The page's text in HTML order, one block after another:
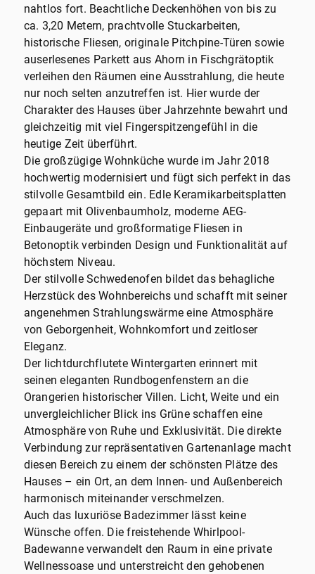
nahtlos fort. Beachtliche Deckenhöhen von bis zu
ca. 3,20 Metern, prachtvolle Stuckarbeiten,
historische Fliesen, originale Pitchpine-Türen sowie
auserlesenes Parkett aus Ahorn in Fischgrätoptik
verleihen den Räumen eine Ausstrahlung, die heute
nur noch selten anzutreffen ist. Hier wurde der
Charakter des Hauses über Jahrzehnte bewahrt und
gleichzeitig mit viel Fingerspitzengefühl in die
heutige Zeit überführt.
Die großzügige Wohnküche wurde im Jahr 2018
hochwertig modernisiert und fügt sich perfekt in das
stilvolle Gesamtbild ein. Edle Keramikarbeitsplatten
gepaart mit Olivenbaumholz, moderne AEG-
Einbaugeräte und großformatige Fliesen in
Betonoptik verbinden Design und Funktionalität auf
höchstem Niveau.
Der stilvolle Schwedenofen bildet das behagliche
Herzstück des Wohnbereichs und schafft mit seiner
angenehmen Strahlungswärme eine Atmosphäre
von Geborgenheit, Wohnkomfort und zeitloser
Eleganz.
Der lichtdurchflutete Wintergarten erinnert mit
seinen eleganten Rundbogenfenstern an die
Orangerien historischer Villen. Licht, Weite und ein
unvergleichlicher Blick ins Grüne schaffen eine
Atmosphäre von Ruhe und Exklusivität. Die direkte
Verbindung zur repräsentativen Gartenanlage macht
diesen Bereich zu einem der schönsten Plätze des
Hauses – ein Ort, an dem Innen- und Außenbereich
harmonisch miteinander verschmelzen.
Auch das luxuriöse Badezimmer lässt keine
Wünsche offen. Die freistehende Whirlpool-
Badewanne verwandelt den Raum in eine private
Wellnessoase und unterstreicht den gehobenen